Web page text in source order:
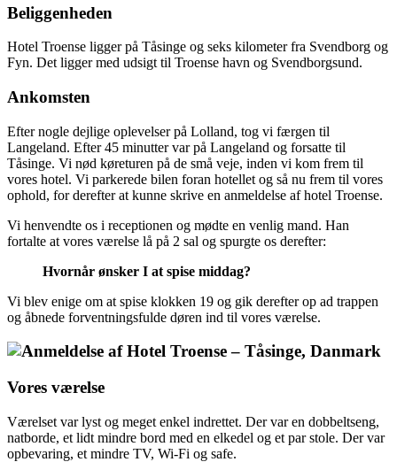
Beliggenheden
Hotel Troense ligger på Tåsinge og seks kilometer fra Svendborg og
Fyn. Det ligger med udsigt til Troense havn og Svendborgsund.
Ankomsten
Efter nogle dejlige oplevelser på Lolland, tog vi færgen til
Langeland. Efter 45 minutter var på Langeland og forsatte til
Tåsinge. Vi nød køreturen på de små veje, inden vi kom frem til
vores hotel. Vi parkerede bilen foran hotellet og så nu frem til vores
ophold, for derefter at kunne skrive en anmeldelse af hotel Troense.
Vi henvendte os i receptionen og mødte en venlig mand. Han
fortalte at vores værelse lå på 2 sal og spurgte os derefter:
Hvornår ønsker I at spise middag?
Vi blev enige om at spise klokken 19 og gik derefter op ad trappen
og åbnede forventningsfulde døren ind til vores værelse.
Vores værelse
Værelset var lyst og meget enkel indrettet. Der var en dobbeltseng,
natborde, et lidt mindre bord med en elkedel og et par stole. Der var
opbevaring, et mindre TV, Wi-Fi og safe.